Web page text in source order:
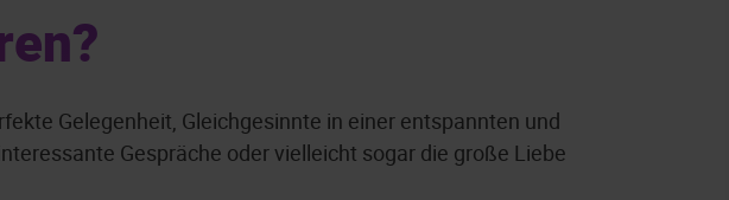
Gelegenheit, Gleichgesinnte in einer entspannten und
Gespräche oder vielleicht sogar die große Liebe